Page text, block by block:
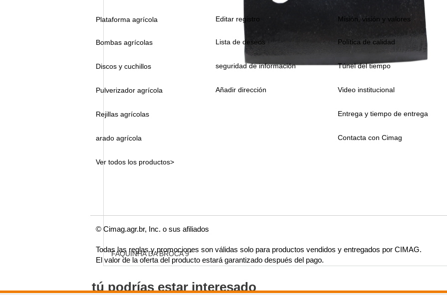
FAQUINHA DA BROCA 9"
tú podrías estar interesado
Plataforma agrícola Editar registro Misión, visión y valores
Bombas agrícolas Lista de deseos Política de calidad
Discos y cuchillos seguridad de información Túnel del tiempo
Pulverizador agrícola Añadir dirección Video institucional
Rejillas agrícolas
arado agrícola
Entrega y tiempo de entrega
Contacta con Cimag
Ver todos los productos>
© Cimag.agr.br, Inc. o sus afiliados
Todas las reglas y promociones son válidas solo para productos vendidos y entregados por CIMAG.
El valor de la oferta del producto estará garantizado después del pago.